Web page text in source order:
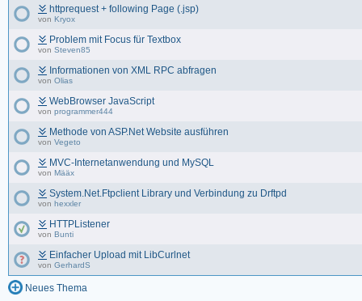
httprequest + following Page (.jsp)
von Kryox
Problem mit Focus für Textbox
von Steven85
Informationen von XML RPC abfragen
von Olias
WebBrowser JavaScript
von programmer444
Methode von ASP.Net Website ausführen
von Vegeto
MVC-Internetanwendung und MySQL
von Määx
System.Net.Ftpclient Library und Verbindung zu Drftpd
von hexxler
HTTPListener
von Bunti
Einfacher Upload mit LibCurlnet
von GerhardS
Neues Thema